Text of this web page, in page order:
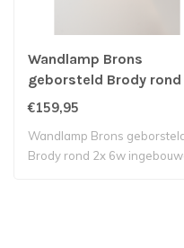
Wandlamp Brons
geborsteld Brody rond
6w ingebouwd led ip65
€159,95
Wandlamp Brons
Brody rond 2x 6w